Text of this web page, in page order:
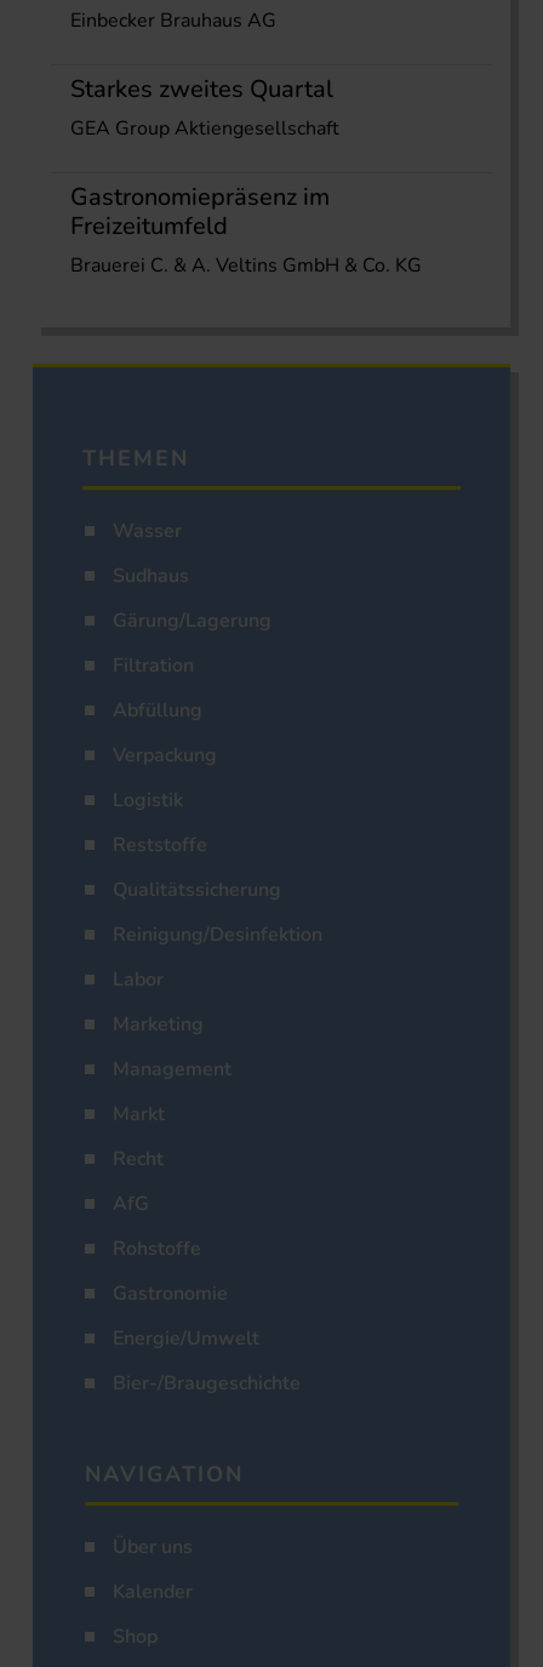
Einbecker Brauhaus AG
Starkes zweites Quartal
GEA Group Aktiengesellschaft
Gastronomiepräsenz im
Freizeitumfeld
Brauerei C. & A. Veltins GmbH & Co. KG
THEMEN
Wasser
Sudhaus
Gärung/Lagerung
Filtration
Abfüllung
Verpackung
Logistik
Reststoffe
Qualitätssicherung
Reinigung/Desinfektion
Labor
Marketing
Management
Markt
Recht
AfG
Rohstoffe
Gastronomie
Energie/Umwelt
Bier-/Braugeschichte
NAVIGATION
Über uns
Kalender
Shop